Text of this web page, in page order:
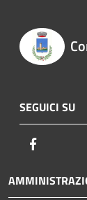
SEGUICI SU